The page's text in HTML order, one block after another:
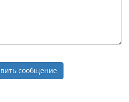
сообщение